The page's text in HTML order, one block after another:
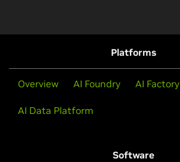
Platforms
Overview AI Foundry AI Factory
AI Data Platform
Software